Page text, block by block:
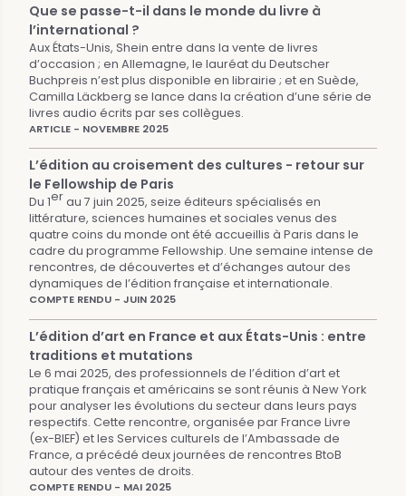
Que se passe-t-il dans le monde du livre à
l’international ?
Aux États-Unis, Shein entre dans la vente de livres
d’occasion ; en Allemagne, le lauréat du Deutscher
Buchpreis n’est plus disponible en librairie ; et en Suède,
Camilla Läckberg se lance dans la création d’une série de
livres audio écrits par ses collègues.
ARTICLE - NOVEMBRE 2025
L’édition au croisement des cultures - retour sur
le Fellowship de Paris
Du 1erau 7 juin 2025, seize éditeurs spécialisés en
littérature, sciences humaines et sociales venus des
quatre coins du monde ont été accueillis à Paris dans le
cadre du programme Fellowship. Une semaine intense de
rencontres, de découvertes et d’échanges autour des
dynamiques de l’édition française et internationale.
COMPTE RENDU - JUIN 2025
L’édition d’art en France et aux États-Unis : entre
traditions et mutations
Le 6 mai 2025, des professionnels de l’édition d’art et
pratique français et américains se sont réunis à New York
pour analyser les évolutions du secteur dans leurs pays
respectifs. Cette rencontre, organisée par France Livre
(ex-BIEF) et les Services culturels de l’Ambassade de
France, a précédé deux journées de rencontres BtoB
autour des ventes de droits.
COMPTE RENDU - MAI 2025